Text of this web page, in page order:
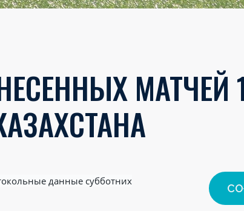
МАТЧЕЙ
данные субботних